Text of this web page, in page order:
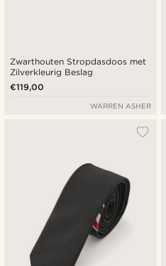
Zwarthouten Stropdasdoos met
Zilverkleurig Beslag
€119,00
WARREN ASHER